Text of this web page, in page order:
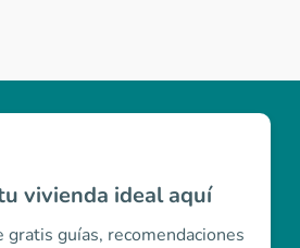
vivienda ideal aquí
gratis guías, recomendaciones